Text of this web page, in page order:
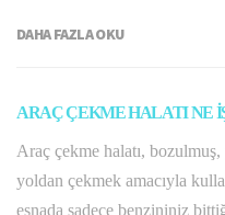
DAHA FAZLA OKU
ARAÇ ÇEKME HALATI NE
Araç çekme halatı, bozulmuş,
yoldan çekmek amacıyla
esnada sadece benzininiz